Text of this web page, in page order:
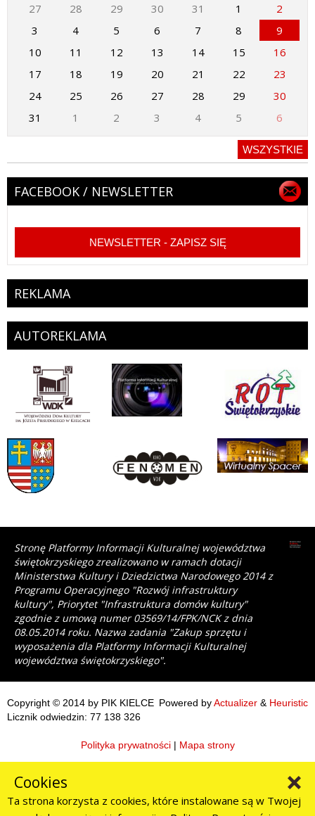
27
28 29 30 31 1
2
3
4 5 6 7 8
9
10
11 12 13 14 15
16
17
18 19 20 21 22
23
24
25 26 27 28 29
30
31
1 2 3 4 5 6
WSZYSTKIE
FACEBOOK / NEWSLETTER
NEWSLETTER - ZAPISZ SIĘ
REKLAMA
AUTOREKLAMA
Stronę Platformy Informacji Kulturalnej województwa
świętokrzyskiego zrealizowano w ramach dotacji
Ministerstwa Kultury i Dziedzictwa Narodowego 2014 z
Programu Operacyjnego "Rozwój infrastruktury
kultury", Priorytet "Infrastruktura domów kultury"
zgodnie z umową numer 03569/14/FPK/NCK z dnia
08.05.2014 roku. Nazwa zadania "Zakup sprzętu i
wyposażenia dla Platformy Informacji Kulturalnej
województwa świętokrzyskiego".
Powered byActualizer & Heuristic
Copyright © 2014 by PIK KIELCE
Licznik odwiedzin: 77 138 326
Polityka prywatności | Mapa strony
Cookies
Ta strona korzysta z cookies, które instalowane są w Twojej